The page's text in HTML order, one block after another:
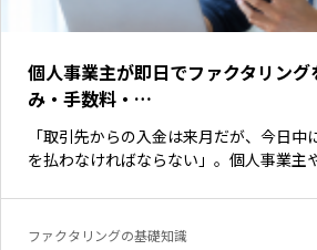
個人事業主が即日でファクタリン
み・手数料・…
「取引先からの入金は来月だが、今日中
を払わなければならない」。個人事業主
ファクタリングの基礎知識